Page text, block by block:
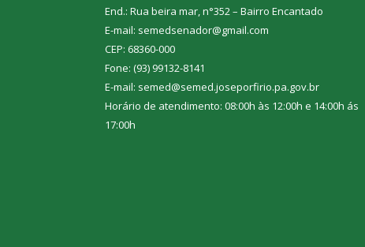
End.: Rua beira mar, n°352 – Bairro Encantado
E-mail: semedsenador@gmail.com
CEP: 68360-000
Fone: (93) 99132-8141
E-mail: semed@semed.joseporfirio.pa.gov.br
Horário de atendimento: 08:00h às 12:00h e 14:00h ás
17:00h